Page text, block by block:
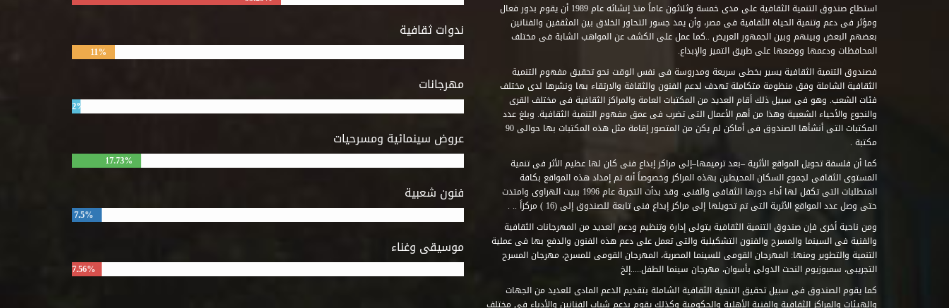
ندوات ثقافية
11%
مهرجانات
2%
عروض سينمائية ومسرحيات
17.73%
فنون شعبية
7.5%
موسيقى وغناء
7.56%
استطاع صندوق التنمية الثقافية على مدى خمسة وثلاثون عاماً منذ إنشائه عام 1989 أن يقوم بدور فعال
ومؤثر فى دعم وتنمية الحياة الثقافية فى مصر، وأن يمد جسور التحاور الخلاق بين المثقفين والفنانين
بعضهم البعض وبينهم وبين الجمهور العريض ..كما عمل على الكشف عن المواهب الشابة فى مختلف
المحافظات ودعمها ووضعها على طريق التميز والإبداع.
فصندوق التنمية الثقافية يسير بخطى سريعة ومدروسة فى نفس الوقت نحو تحقيق مفهوم التنمية
الثقافية الشاملة وفق منظومة متكاملة تهدف لدعم الفنون والثقافة والارتقاء بها ونشرها لدى مختلف
فئات الشعب. وهو فى سبيل ذلك أقام العديد من المكتبات العامة والمراكز الثقافية فى مختلف القرى
والنجوع والأحياء الشعبية وهذا من أهم الأعمال التى تضرب فى عمق مفهوم التنمية الثقافية. وبلغ عدد
المكتبات التى أنشأها الصندوق فى أماكن لم يكن من المتصور إقامة مثل هذه المكتبات بها حوالى 90
مكتبة .
كما أن فلسفة تحويل المواقع الأثرية –بعد ترميمها–إلى مراكز إبداع فنى كان لها عظيم الأثر فى تنمية
المستوى الثقافى لجموع السكان المحيطين بهذه المراكز وخصوصاً أنه تم إمداد هذه المواقع بكافة
المتطلبات التى تكفل لها أداء دورها الثقافى والفنى. وقد بدأت التجربة عام 1996 ببيت الهراوى وامتدت
حتى وصل عدد المواقع الأثرية التى تم تحويلها إلى مراكز إبداع فنى تابعة للصندوق إلى (16 ) مركزاً .. .
ومن ناحية أخرى فإن صندوق التنمية الثقافية يتولى إدارة وتنظيم ودعم العديد من المهرجانات الثقافية
والفنية فى السينما والمسرح والفنون التشكيلية والتى تعمل على دعم هذه الفنون والدفع بها فى عملية
التنمية والتطوير ومنها: المهرجان القومى للسينما المصرية، المهرجان القومى للمسرح، مهرجان المسرح
التجريبى، سمبوزيوم النحت الدولى بأسوان، مهرجان سينما الطفل.....إلخ
كما يقوم الصندوق فى سبيل تحقيق التنمية الثقافية الشاملة بتقديم الدعم المادى للعديد من الجهات
والهيئات والمراكز الثقافية والفنية الأهلية والحكومية وكذلك يقوم بدعم شباب الفنانين والأدباء فى مختلف